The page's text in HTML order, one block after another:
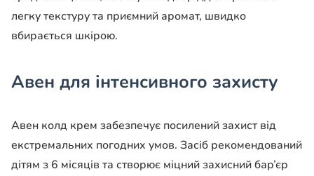
легку текстуру та приємний аромат, швидко
вбирається шкірою.
Авен для інтенсивного захисту
Авен колд крем забезпечує посилений захист від
екстремальних погодних умов. Засіб рекомендований
дітям з 6 місяців та створює міцний захисний бар’єр